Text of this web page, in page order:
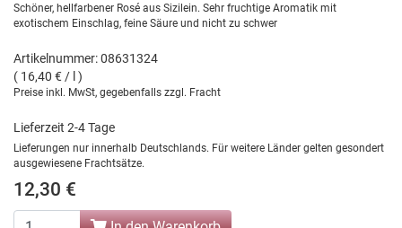
Schöner, hellfarbener Rosé aus Sizilein. Sehr fruchtige Aromatik mit
exotischem Einschlag, feine Säure und nicht zu schwer
Artikelnummer: 08631324
( 16,40 € / l )
Preise inkl. MwSt, gegebenfalls zzgl. Fracht
Lieferzeit 2-4 Tage
Lieferungen nur innerhalb Deutschlands. Für weitere Länder gelten gesondert
ausgewiesene Frachtsätze.
12,30 €